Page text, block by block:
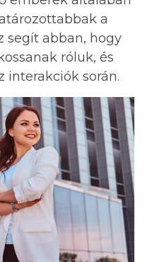
a
segít abban, hogy
róluk, és
interakciók során.